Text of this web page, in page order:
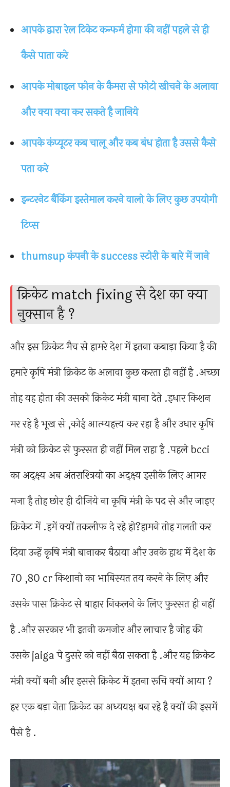
आपके द्वारा रेल टिकेट कन्फर्म होगा की नहीं पहले से ही
कैसे पाता करे
आपके मोबाइल फोन के कैमरा से फोटो खीचने के अलावा
और क्या क्या कर सकते है जानिये
आपके कंप्यूटर कब चालू और कब बंध होता है उससे कैसे
पता करे
इन्टरनेट बैंकिंग इस्तेमाल करने वालो के लिए कुछ उपयोगी
टिप्स
thumsup कंपनी के success स्टोरी के बारे में जाने
क्रिकेट match fixing से देश का क्या
नुक्सान है ?
और इस क्रिकेट मैच से हामरे देश में इतना कबाड़ा किया है की
हमारे कृषि मंत्री क्रिकेट के अलावा कुछ करता ही नहीं है .अच्छा
तोह यह होता की उसको क्रिकेट मंत्री बाना देते .इधार किशन
मर रहे है भूख से ,कोई आत्म्यहत्त्य कर रहा है और उधार कृषि
मंत्री को क्रिकेट से फुरसत ही नहीं मिल राहा है .पहले bcci
का अद्क्ष्य अब अंतराश्त्रियो का अद्क्ष्य इसीके लिए आगर
मजा है तोह छोर ही दीजिये ना कृषि मंत्री के पद से और जाइए
क्रिकेट में .हमें क्यों तकलीफ दे रहे हो?हामने तोह गलती कर
दिया उन्हें कृषि मंत्री बानाकर बैठाया और उनके हाथ में देश के
70 ,80 cr किशानो का भाबिस्यत तय करने के लिए और
उसके पास क्रिकेट से बाहार निकलने के लिए फुरसत ही नहीं
है .और सरकार भी इतनी कमजोर और लाचार है जोह की
उसके jaiga पे दुसरे को नहीं बैठा सकता है .और यह क्रिकेट
मंत्री क्यों बनी और इससे क्रिकेट में इतना रूचि क्यों आया ?
हर एक बड़ा नेता क्रिकेट का अध्ययक्ष बन रहे है क्यों की इसमें
पैसे है .